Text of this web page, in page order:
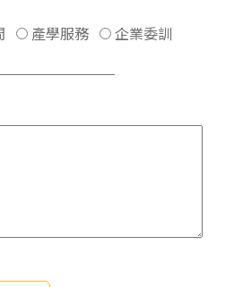
產學服務
企業委訓